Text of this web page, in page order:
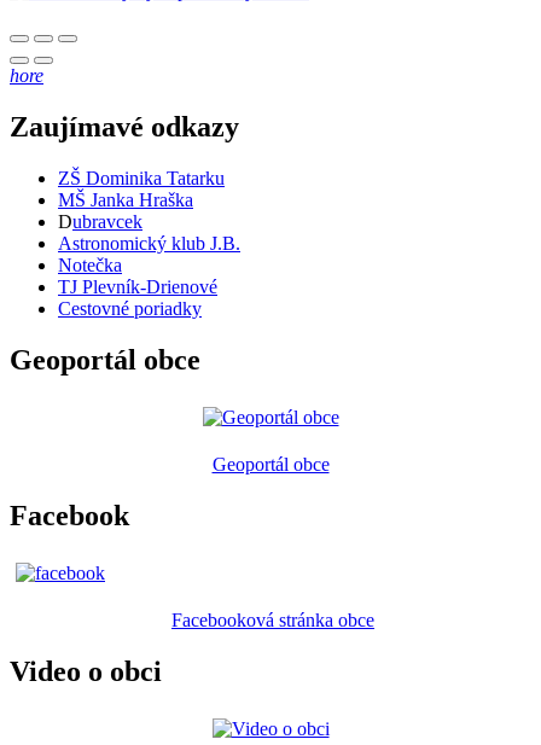
hore
Zaujímavé odkazy
ZŠ Dominika Tatarku
MŠ Janka Hraška
Dubravcek
Astronomický klub J.B.
Notečka
TJ Plevník-Drienové
Cestovné poriadky
Geoportál obce
Geoportál obce
Facebook
Facebooková stránka obce
Video o obci